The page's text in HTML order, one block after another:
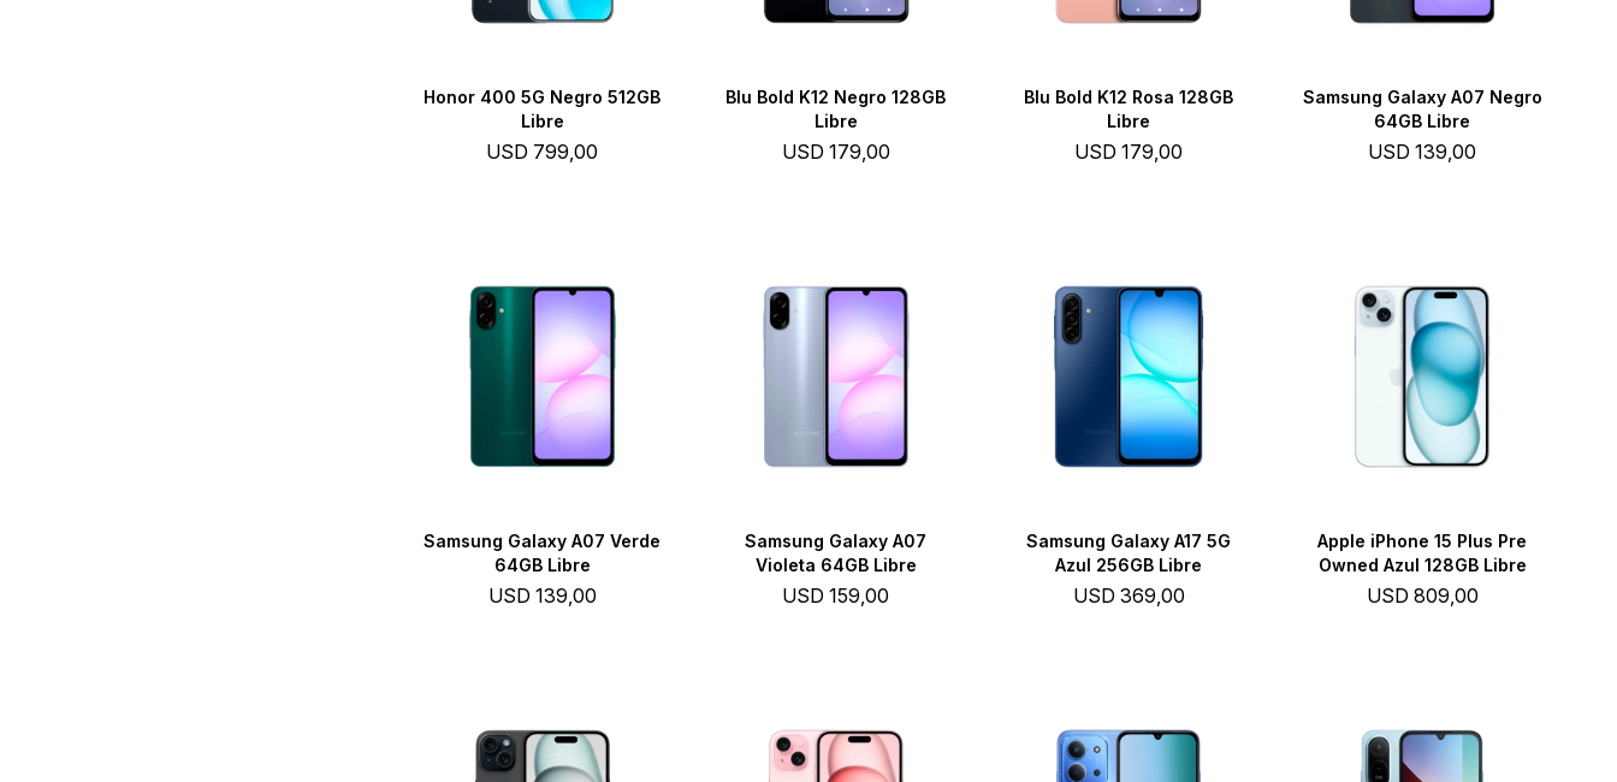
Honor 400 5G Negro 512GB
Libre
USD 799,00
Blu Bold K12 Negro 128GB
Libre
USD 179,00
Blu Bold K12 Rosa 128GB
Libre
USD 179,00
Samsung Galaxy A07 Negro
64GB Libre
USD 139,00
Samsung Galaxy A07 Verde
64GB Libre
USD 139,00
Samsung Galaxy A07
Violeta 64GB Libre
USD 159,00
Samsung Galaxy A17 5G
Azul 256GB Libre
USD 369,00
Apple iPhone 15 Plus Pre
Owned Azul 128GB Libre
USD 809,00